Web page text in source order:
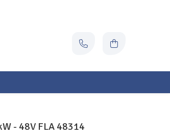
- 48V FLA 48314